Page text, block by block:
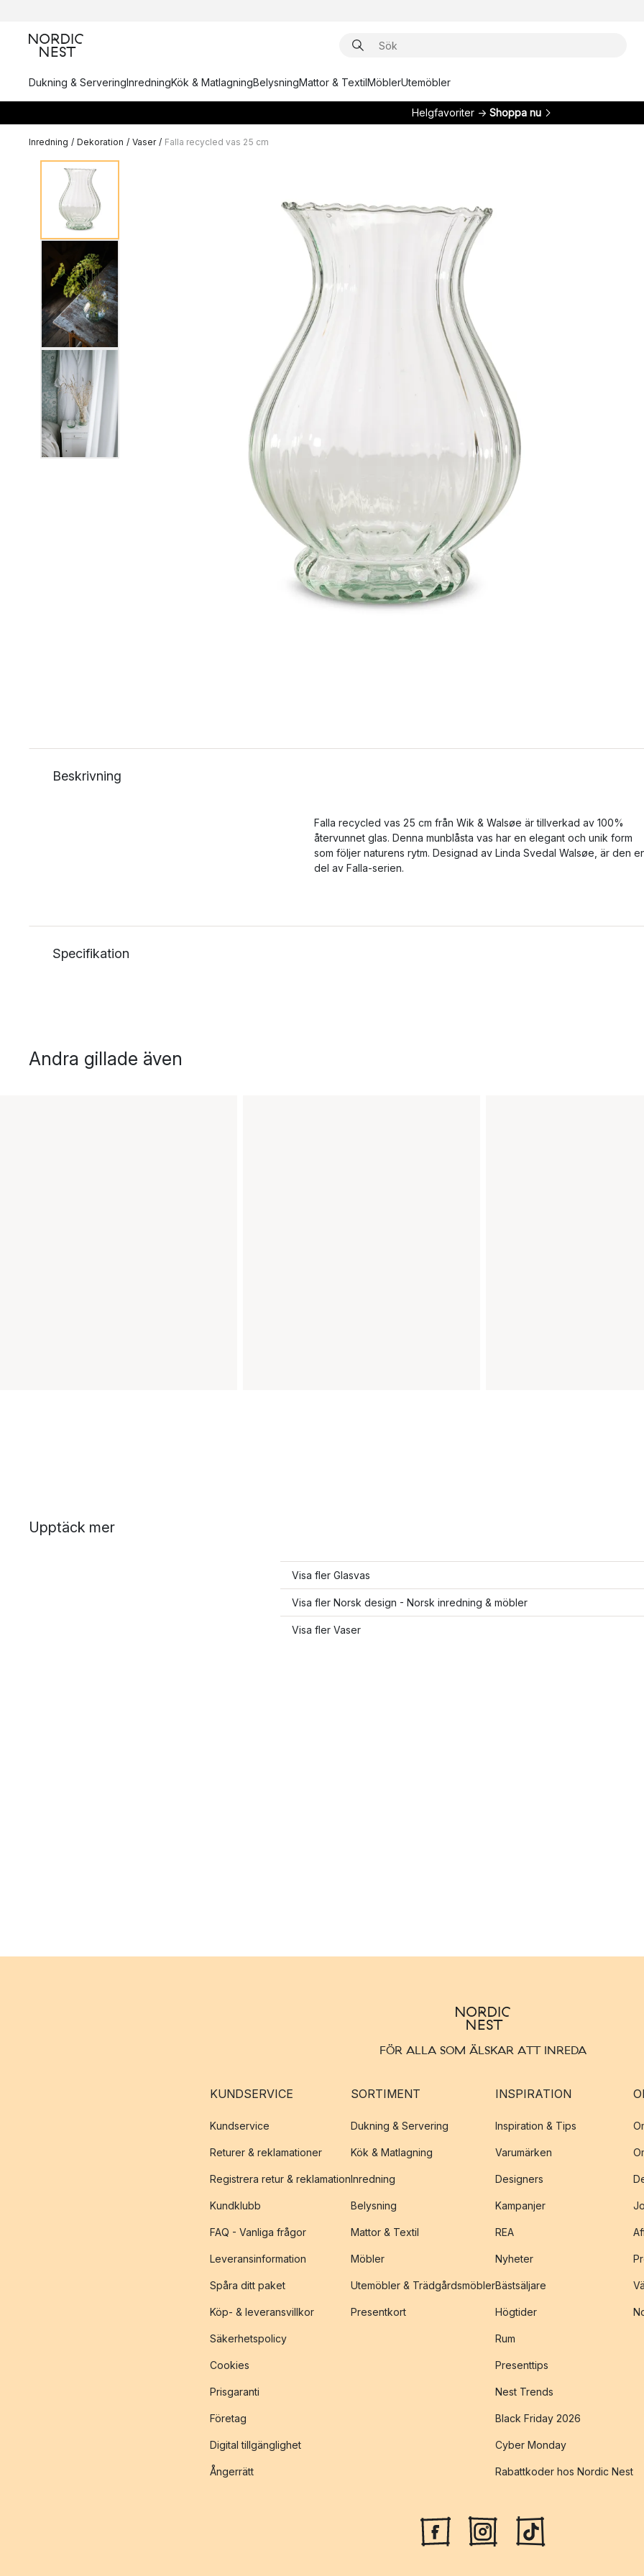
Dukning & ServeringInredningKök & MatlagningBelysningMattor & TextilMöblerUtemöbler
Helgfavoriter → Shoppa nu
Inredning / Dekoration / Vaser / Falla recycled vas 25 cm
Beskrivning
Falla recycled vas 25 cm från Wik & Walsøe är tillverkad av 100%
återvunnet glas. Denna munblåsta vas har en elegant och unik form
som följer naturens rytm. Designad av Linda Svedal Walsøe, är den
del av Falla-serien.
Specifikation
Andra gillade även
Upptäck mer
Visa fler Glasvas
Visa fler Norsk design - Norsk inredning & möbler
Visa fler Vaser
FÖR ALLA SOM ÄLSKAR ATT INREDA
KUNDSERVICE
Kundservice
Returer & reklamationer
Registrera retur & reklamation
Kundklubb
FAQ - Vanliga frågor
Leveransinformation
Spåra ditt paket
Köp- & leveransvillkor
Säkerhetspolicy
Cookies
Prisgaranti
Företag
Digital tillgänglighet
Ångerrätt
SORTIMENT
Dukning & Servering
Kök & Matlagning
Inredning
Belysning
Mattor & Textil
Möbler
Utemöbler & Trädgårdsmöbler
Presentkort
INSPIRATION
Inspiration & Tips
Varumärken
Designers
Kampanjer
REA
Nyheter
Bästsäljare
Högtider
Rum
Presenttips
Nest Trends
Black Friday 2026
Cyber Monday
Rabattkoder hos Nordic Nest